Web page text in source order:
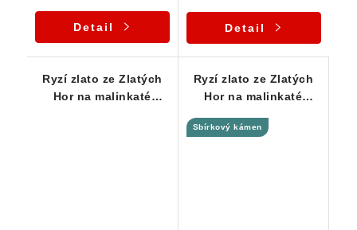
Detail Detail
Ryzí zlato ze Zlatých
Hor na malinkaté
Ryzí zlato ze Zlatých
Hor na malinkaté
Sbírkový kámen